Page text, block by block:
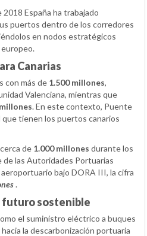
España ha trabajado
puertos dentro de los corredores
en nodos estratégicos
Canarias
con más de 1.500 millones,
Valenciana, mientras que
. En este contexto, Puente
tienen los puertos canarios
de 1.000 millones durante los
las Autoridades Portuarias
bajo DORA III, la cifra
.
futuro sostenible
el suministro eléctrico a buques
la descarbonización portuaria